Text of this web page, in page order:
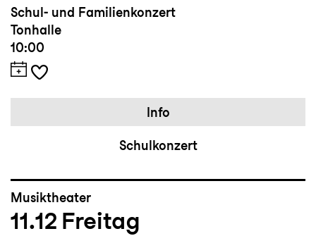
Schul- und Familienkonzert
Tonhalle
10:00
Info
Schulkonzert
Musiktheater
11.12 Freitag